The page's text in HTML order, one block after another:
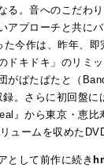
る。音へのこだわ
アプローチと共に
た今作は、昨年、
ドキドキ」のリミ
がぱたぱたと（
。さらに初回盤に
』から東京・恵
ュームを収めた
として前作に続き